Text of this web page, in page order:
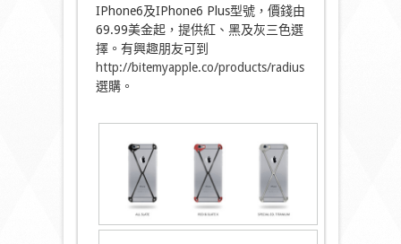
IPhone6及IPhone6 Plus型號，價錢由
69.99美金起，提供紅、黑及灰三色選
擇。有興趣朋友可到
http://bitemyapple.co/products/radius
選購。